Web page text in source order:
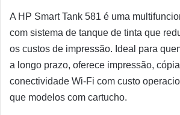
A HP Smart Tank 581 é uma
com sistema de tanque de tinta que
os custos de impressão. Ideal para
a longo prazo, oferece impressão,
conectividade Wi-Fi com custo
que modelos com cartucho.